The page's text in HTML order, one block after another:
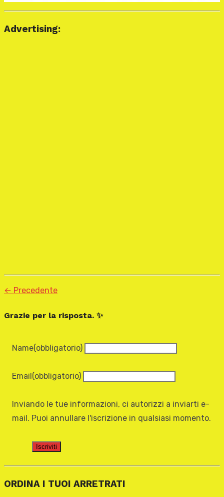
Advertising:
← Precedente
Grazie per la risposta. ✨
Name(obbligatorio)
Email(obbligatorio)
Inviando le tue informazioni, ci autorizzi a inviarti e-
mail. Puoi annullare l'iscrizione in qualsiasi momento.
Iscriviti
ORDINA I TUOI ARRETRATI